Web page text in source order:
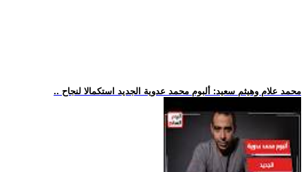
.. محمد علام وهيثم سعيد: ألبوم محمد عدوية الجديد استكمالا لنجاح